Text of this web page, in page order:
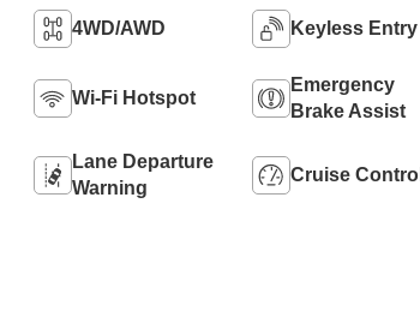
4WD/AWD Keyless Entry
Wi-Fi Hotspot
Emergency
Brake Assist
Lane Departure
Warning
Cruise Control